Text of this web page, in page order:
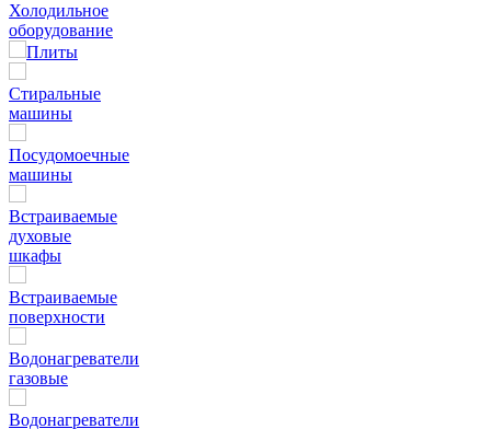
Холодильное
оборудование
Плиты
Стиральные
машины
Посудомоечные
машины
Встраиваемые
духовые
шкафы
Встраиваемые
поверхности
Водонагреватели
газовые
Водонагреватели